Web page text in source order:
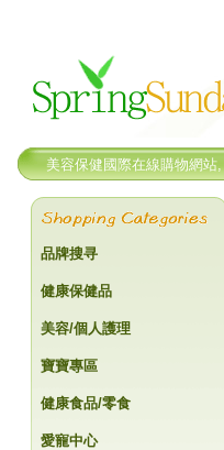
美容保健國際在線購物網
品牌搜寻
健康保健品
美容/個人護理
寶寶專區
健康食品/零食
愛寵中心